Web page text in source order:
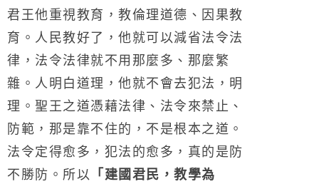
君王他重視教育，教倫理道德、因果教
育。人民教好了，他就可以減省法令法
律，法令法律就不用那麼多、那麼繁
雜。人明白道理，他就不會去犯法，明
理。聖王之道憑藉法律、法令來禁止、
防範，那是靠不住的，不是根本之道。
法令定得愈多，犯法的愈多，真的是防
不勝防。所以
「建國君民，教學為